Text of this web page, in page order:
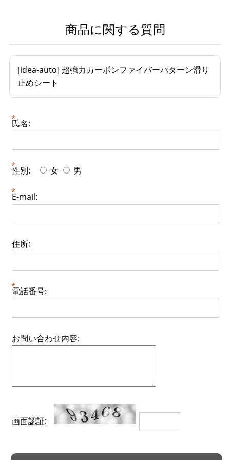
商品に関する質問
[idea-auto] 超強力カーボンファイバーパターン滑り
止めシート
氏名:
性別: 女 男
E-mail:
住所:
電話番号:
お問い合わせ内容:
画面認証: